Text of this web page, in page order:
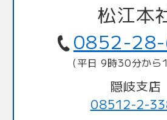
松江本
0852-
（平日 9時30分から
隠岐支店
08512-2-